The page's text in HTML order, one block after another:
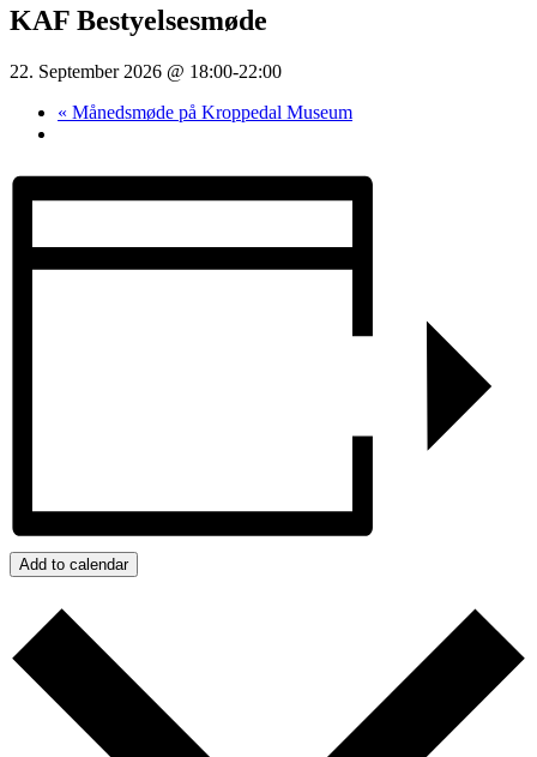
KAF Bestyelsesmøde
22. September 2026 @ 18:00-22:00
« Månedsmøde på Kroppedal Museum
Add to calendar